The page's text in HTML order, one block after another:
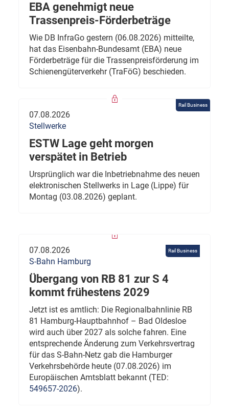
EBA genehmigt neue
Trassenpreis-Förderbeträge
Wie DB InfraGo gestern (06.08.2026) mitteilte,
hat das Eisenbahn-Bundesamt (EBA) neue
Förderbeträge für die Trassenpreisförderung im
Schienengüterverkehr (TraFöG) beschieden.
Rail Business
07.08.2026
Stellwerke
ESTW Lage geht morgen
verspätet in Betrieb
Ursprünglich war die Inbetriebnahme des neuen
elektronischen Stellwerks in Lage (Lippe) für
Montag (03.08.2026) geplant.
Rail Business
07.08.2026
S-Bahn Hamburg
Übergang von RB 81 zur S 4
kommt frühestens 2029
Jetzt ist es amtlich: Die Regionalbahnlinie RB
81 Hamburg-Hauptbahnhof – Bad Oldesloe
wird auch über 2027 als solche fahren. Eine
entsprechende Änderung zum Verkehrsvertrag
für das S-Bahn-Netz gab die Hamburger
Verkehrsbehörde heute (07.08.2026) im
Europäischen Amtsblatt bekannt (TED:
549657-2026).